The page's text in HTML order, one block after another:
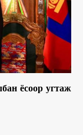
ёсоор угтаж